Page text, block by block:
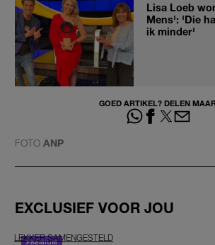
Lisa Loeb
Mens': 'Die
ik minder'
GOED ARTIKEL? DELEN
FOTO ANP
EXCLUSIEF VOOR JOU
LEKKER SAMENGESTELD